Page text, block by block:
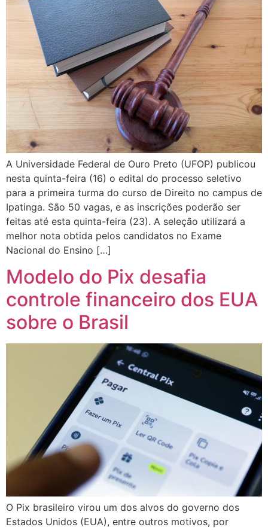
A Universidade Federal de Ouro Preto (UFOP) publicou
nesta quinta-feira (16) o edital do processo seletivo
para a primeira turma do curso de Direito no campus de
Ipatinga. São 50 vagas, e as inscrições poderão ser
feitas até esta quinta-feira (23). A seleção utilizará a
melhor nota obtida pelos candidatos no Exame
Nacional do Ensino […]
Modelo do Pix desafia
controle financeiro dos EUA
sobre o Brasil
O Pix brasileiro virou um dos alvos do governo dos
Estados Unidos (EUA), entre outros motivos, por